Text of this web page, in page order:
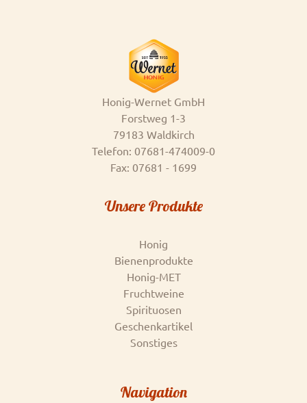
Honig-Wernet GmbH
Forstweg 1-3
79183 Waldkirch
Telefon: 07681-474009-0
Fax: 07681 - 1699
Unsere Produkte
Honig
Bienenprodukte
Honig-MET
Fruchtweine
Spirituosen
Geschenkartikel
Sonstiges
Navigation